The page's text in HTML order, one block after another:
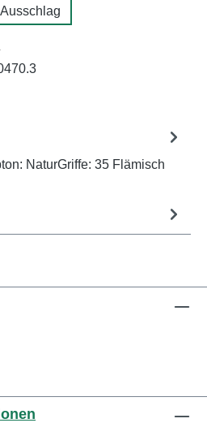
NaturGriffe: 35 Flämisch